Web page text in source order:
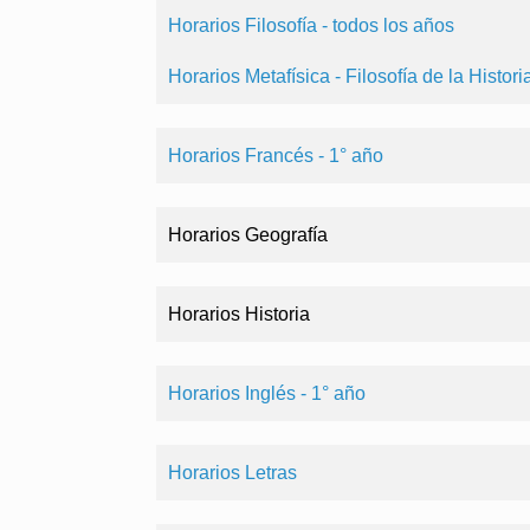
Horarios Filosofía - todos los años
Horarios Metafísica - Filosofía de la
Horarios Francés - 1° año
Horarios Geografía
Horarios Historia
Horarios Inglés - 1° año
Horarios Letras